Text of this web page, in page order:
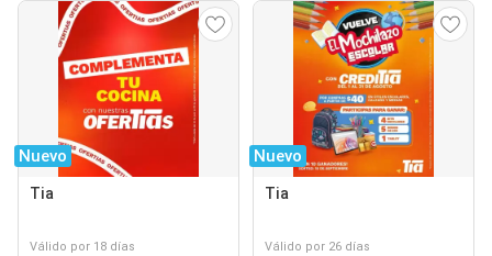
Nuevo
Tia
Válido por 18 días
Nuevo
Tia
Válido por 26 días